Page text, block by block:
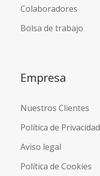
Colaboradores
Bolsa de trabajo
Empresa
Nuestros Clientes
Política de Privacidad
Aviso legal
Política de Cookies